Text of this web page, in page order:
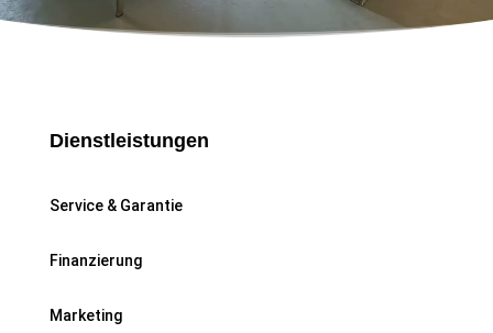
Dienstleistungen
Service & Garantie
Finanzierung
Marketing